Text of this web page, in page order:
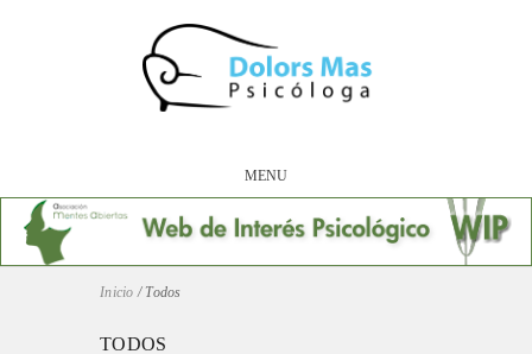
MENU
Inicio / Todos
TODOS